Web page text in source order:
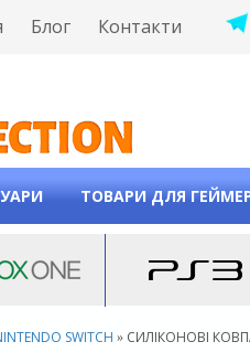
Блог Контакти
ТОВАРИ ДЛЯ
SWITCH » СИЛІКОНОВІ